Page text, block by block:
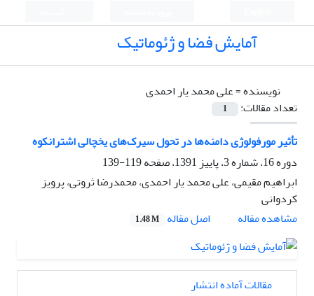
آمایش فضا و ژئوماتیک
نویسنده =علی محمد یار احمدی
تعداد مقالات:
1
تأثیر مورفولوژی دامنه‌ها در تحول سیرک‌های یخچالی اشترانکوه
دوره 16، شماره 3، پاییز 1391، صفحه
119-139
ابراهیم مقیمی، علی محمد یار احمدی، محمدرضا ثروتی، پرویز
کردوانی
مشاهده مقاله
اصل مقاله 1.48 M
مقالات آماده انتشار